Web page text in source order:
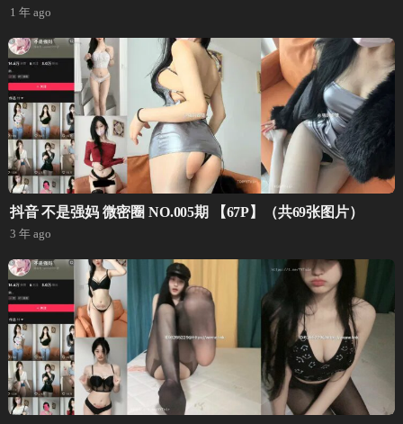
1 年 ago
抖音 不是强妈 微密圈 NO.005期 【67P】（共69张图片）
3 年 ago